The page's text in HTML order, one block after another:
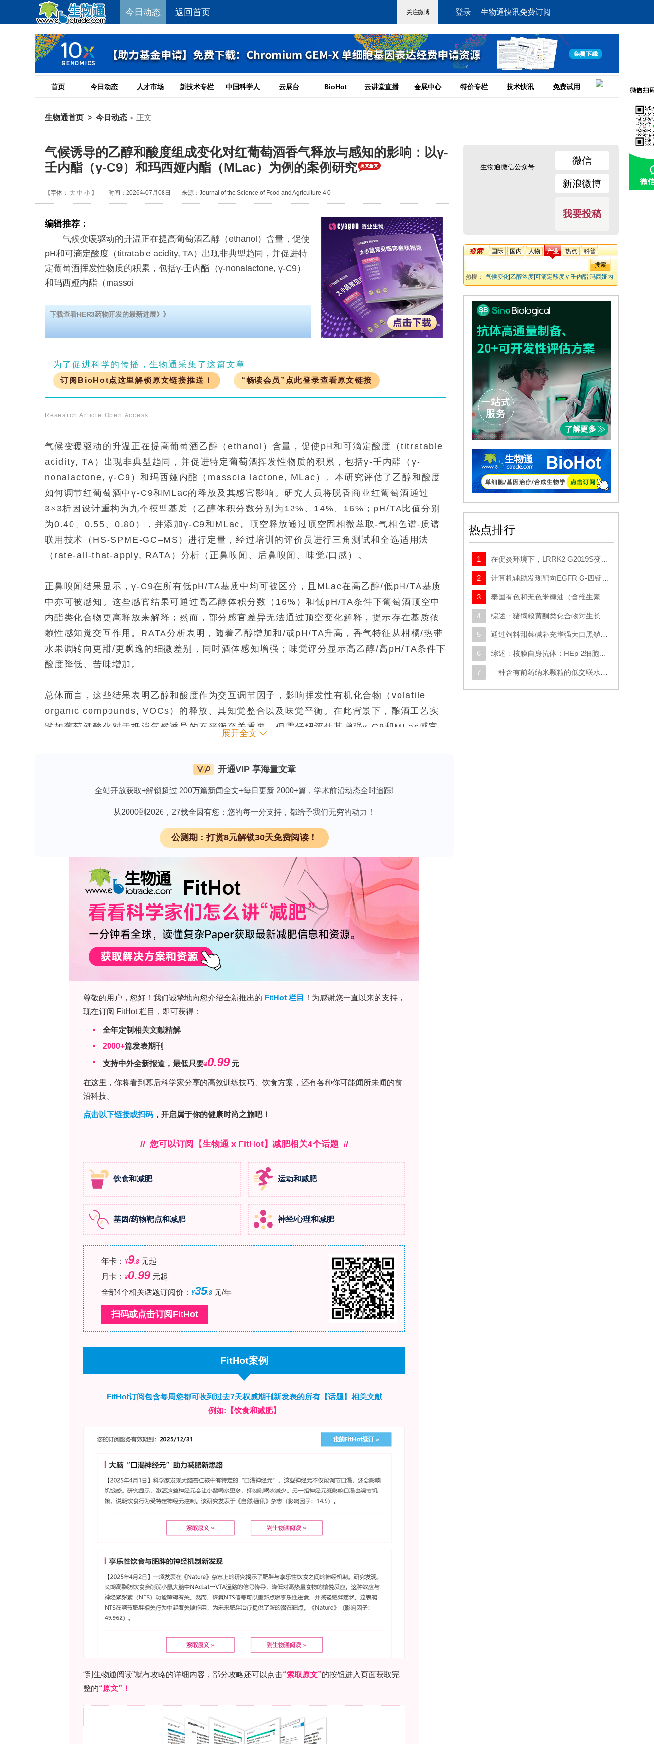
今日动态 返回首页 登录 生物通快讯免费订阅
首页 今日动态 人才市场 新技术专栏 中国科学人 云展台 BioHot 云讲堂直播 会展中心 特价专栏 技术快讯 免费试用
生物通首页 > 今日动态 > 正文
气候诱导的乙醇和酸度组成变化对红葡萄酒香气释放与感知的影响：以γ-
壬内酯（γ-C9）和玛西娅内酯（MLac）为例的案例研究
【字体： 大 中 小 】 时间：2026年07月08日 来源：Journal of the Science of Food and Agriculture 4.0
编辑推荐：
气候变暖驱动的升温正在提高葡萄酒乙醇（ethanol）含量，促使
pH和可滴定酸度（titratable acidity, TA）出现非典型趋同，并促进特
定葡萄酒挥发性物质的积累，包括γ-壬内酯（γ-nonalactone, γ-C9）
和玛西娅内酯（massoi
下载查看HER3药物开发的最新进展》》
为了促进科学的传播，生物通采集了这篇文章
订阅BioHot点这里解锁原文链接推送！ “畅读会员”点此登录查看原文链接
Research Article Open Access
气候变暖驱动的升温正在提高葡萄酒乙醇（ethanol）含量，促使pH和可滴定酸度（titratable
acidity, TA）出现非典型趋同，并促进特定葡萄酒挥发性物质的积累，包括γ-壬内酯（γ-
nonalactone, γ-C9）和玛西娅内酯（massoia lactone, MLac）。本研究评估了乙醇和酸度
如何调节红葡萄酒中γ-C9和MLac的释放及其感官影响。研究人员将脱香商业红葡萄酒通过
3×3析因设计重构为九个模型基质（乙醇体积分数分别为12%、14%、16%；pH/TA比值分别
为0.40、0.55、0.80），并添加γ-C9和MLac。顶空释放通过顶空固相微萃取-气相色谱-质谱
联用技术（HS-SPME-GC–MS）进行定量，经过培训的评价员进行三角测试和全选适用法
（rate-all-that-apply, RATA）分析（正鼻嗅闻、后鼻嗅闻、味觉/口感）。
正鼻嗅闻结果显示，γ-C9在所有低pH/TA基质中均可被区分，且MLac在高乙醇/低pH/TA基质
中亦可被感知。这些感官结果可通过高乙醇体积分数（16%）和低pH/TA条件下葡萄酒顶空中
内酯类化合物更高释放来解释；然而，部分感官差异无法通过顶空变化解释，提示存在基质依
赖性感知觉交互作用。RATA分析表明，随着乙醇增加和/或pH/TA升高，香气特征从柑橘/热带
水果调转向更甜/更飘逸的细微差别，同时酒体感知增强；味觉评分显示高乙醇/高pH/TA条件下
酸度降低、苦味增加。
总体而言，这些结果表明乙醇和酸度作为交互调节因子，影响挥发性有机化合物（volatile
organic compounds, VOCs）的释放、其知觉整合以及味觉平衡。在此背景下，酿酒工艺实
践如葡萄酒酸化对于抵消气候诱导的不平衡至关重要，但需仔细评估其增强γ-C9和MLac感官
为最具影响力的驱动因素之一，导致葡萄成分发生显著改变，进而影响葡萄酒感官特性。除极
端和不可预测天气事件的直接影响外，气候变暖还导致全球葡萄酒产量在2024年降至60余年来
有机酸（负责酸味并决定葡萄酒pH值）。这些组分通过化学和知觉交互作用塑造葡萄酒的化学
深度解析欢迎下载《激酶活性检测与药物筛选：SignalChem科学家的深度解析》 领 取
在此复杂体系中，乙醇含量、pH值和可滴定酸度（TA）已成为关键参数，主要因其对气候相关
升温的敏感性，对葡萄酒组成、技术性能、感官品质和陈年潜力具有显著影响。升温导致葡萄
糖度上升，进而使葡萄酒乙醇浓度升高；同时高温对葡萄和葡萄酒酸度组成产生实质性影响，
通常表现为TA降低和pH升高，呈现异常趋同趋势。这主要由于酒石酸在成熟过程中保持相对稳
定，而苹果酸在高温条件下通过呼吸作用和酶促分解被降解。这些组成变化常需农艺管理和酿
酒干预来控制酒精浓度，并获得适当的pH/TA比值，这对于微生物稳定性、颜色稳定性、化学
稳定性及感官平衡至关重要。此外，水分胁迫事件倾向于浓缩糖分并改变浆果生理，一般促进
潜在乙醇含量增加和酸平衡进一步改变；光照和紫外线辐射调节葡萄次级代谢途径，可能改变
成品葡萄酒的挥发性特征。
关于葡萄酒挥发性组分，研究表明高温可导致特定分子标志物积累，其中γ-壬内酯（γ-C9）和
加，因为酿酒酵母（Saccharomyces cerevisiae）在酒精发酵过程中以约95%效率将4-氧壬
水平随葡萄成熟度增加而升高，葡萄皱缩也促进其浓度上升，同时氧化过程似乎也能增强葡萄
酒中γ-C9的形成。γ-C9的感官相关性因其低气味阈值（27 μg·L
）而凸显，其在葡萄酒中的
浓度范围为5.9 μg·L-1（白葡萄酒）至178.5 μg·L-1（甜型或陈年红葡萄酒）。
MLac存在于葡萄汁和葡萄酒中，其最终浓度受采收日期和技术工艺（如葡萄脱水）影响。尽管
其在葡萄中的来源尚未完全阐明，但推测源自蓖麻油酸和亚油酸的降解。从感官角度，其在葡
萄汁和模型酒中的阈值为10-11 μg·L
，其（R）-对映体已被证明有助于梅洛和赤霞珠葡萄汁
中干无花果风味的形成，浓度可达68 μg·L-1
；但在具有类似风味的葡萄酒中，由于酒精发酵期
间部分转化为（R）-δ-癸内酯，浓度降至约20 μg·L
与非挥发性基质之间的相互作用，包括知觉交互作用。例如，乙醇浓度影响VOCs的溶解度及
微小变化（1% v/v）也能显著影响葡萄酒基质中VOCs的释放，改变葡萄酒芳香特征。此外，
酸度变化可影响特定挥发性化合物的释放；尽管这些相互作用背后的机制尚未完全理解，近期
研究表明pH和TA的变化可通过影响基质内的离子化和溶剂化动力学来调节挥发性释放。
尽管众多研究已探讨乙醇、有机酸、糖和多酚等主要葡萄酒基质组分与VOCs的相互作用，但
尚无研究探索这些受气候变化影响改变的组分如何共同作用以调节红葡萄酒的香气释放和风味
感知。目前尚不清楚更高的乙醇水平会放大、抑制还是改变气候挥发性分子标志物的释放和感
调查了与CC相关升温影响的组成参数（即γ-C9、MLac、乙醇、pH和总酸度）对红葡萄酒感
气候相关的乙醇含量增加结合pH/TA比值的改变，不会独立作用，而是交互调节红葡萄酒中与
气候相关的挥发性标志物（γ-C9和MLac）的释放和感官感知。
该研究发表于《Journal of the Science of Food and Agriculture》。研究采用的主要关键
技术方法包括：以意大利Faenza产地2023年份商业红葡萄酒（Tavernello, Caviro）为样
本，经脱香处理后重构为九个模型基质，模拟不同气候变化情景；采用顶空固相微萃取-气相色
谱-质谱联用技术（HS-SPME-GC–MS）定量分析γ-C9和MLac的顶空释放，使用
QP2010四极杆质谱仪配DB-WAX UI色谱柱（60 m, 0.25 mm内径, 0.25 μm膜厚），选择离
4120:2021）和全选适用法（RATA）描述性分析，16名经过16小时培训的评价员参与，涵盖
正鼻嗅闻、后鼻嗅闻（noselips辅助区分）以及佩戴鼻夹的味觉/口感评估；数据统计采用方差
展开全文
开通VIP 享海量文章
全站开放获取+解锁超过 200万篇新闻全文+每日更新 2000+篇，学术前沿动态全时追踪!
从2000到2026，27载全因有您；您的每一分支持，都给予我们无穷的动力！
公测期：打赏8元解锁30天免费阅读！
生物通微信公众号
微信
新浪微博
我要投稿
搜索 国际 国内 人物 产业 热点 科普
热搜： 气候变化 乙醇浓度 可滴定酸度 γ-壬内酯 玛西娅内
热点排行
1 在促炎环境下，LRRK2 G2019S变异体与帕金森病患者髓系细胞中的转录变化相关
2 计算机辅助发现靶向EGFR G-四链体（G-Quadruplex, G4）的菲并咪唑衍生物诱导胶质母细胞瘤并发多细胞器损伤
3 泰国有色和无色米糠油（含维生素E同系物和γ-谷维素）的抗氧化、抗炎和骨重塑调节活性
4 综述：猪饲粮黄酮类化合物对生长性能及抗氧化应答的影响：一项包含探索性剂量-时间关系的系统评价与Meta分析
5 通过饲料甜菜碱补充增强大口黑鲈的肝脏抗氧化能力和碳水化合物、脂质及胆汁酸代谢
6 综述：核膜自身抗体：HEp-2细胞底物的功能解剖学
7 一种含有前药纳米颗粒的低交联水凝胶可通过调节神经炎症和细胞外基质沉积来促进脊髓再生